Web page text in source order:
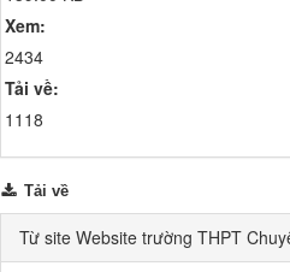
Xem:
2434
Tải về:
1118
Tải về
Từ site Website trường THPT